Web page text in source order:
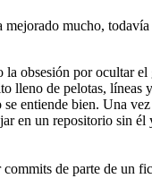
mejorado mucho,
la obsesión por ocultar el
lleno de pelotas, líneas
entiende bien. Una
en un repositorio sin él
commits de parte de un